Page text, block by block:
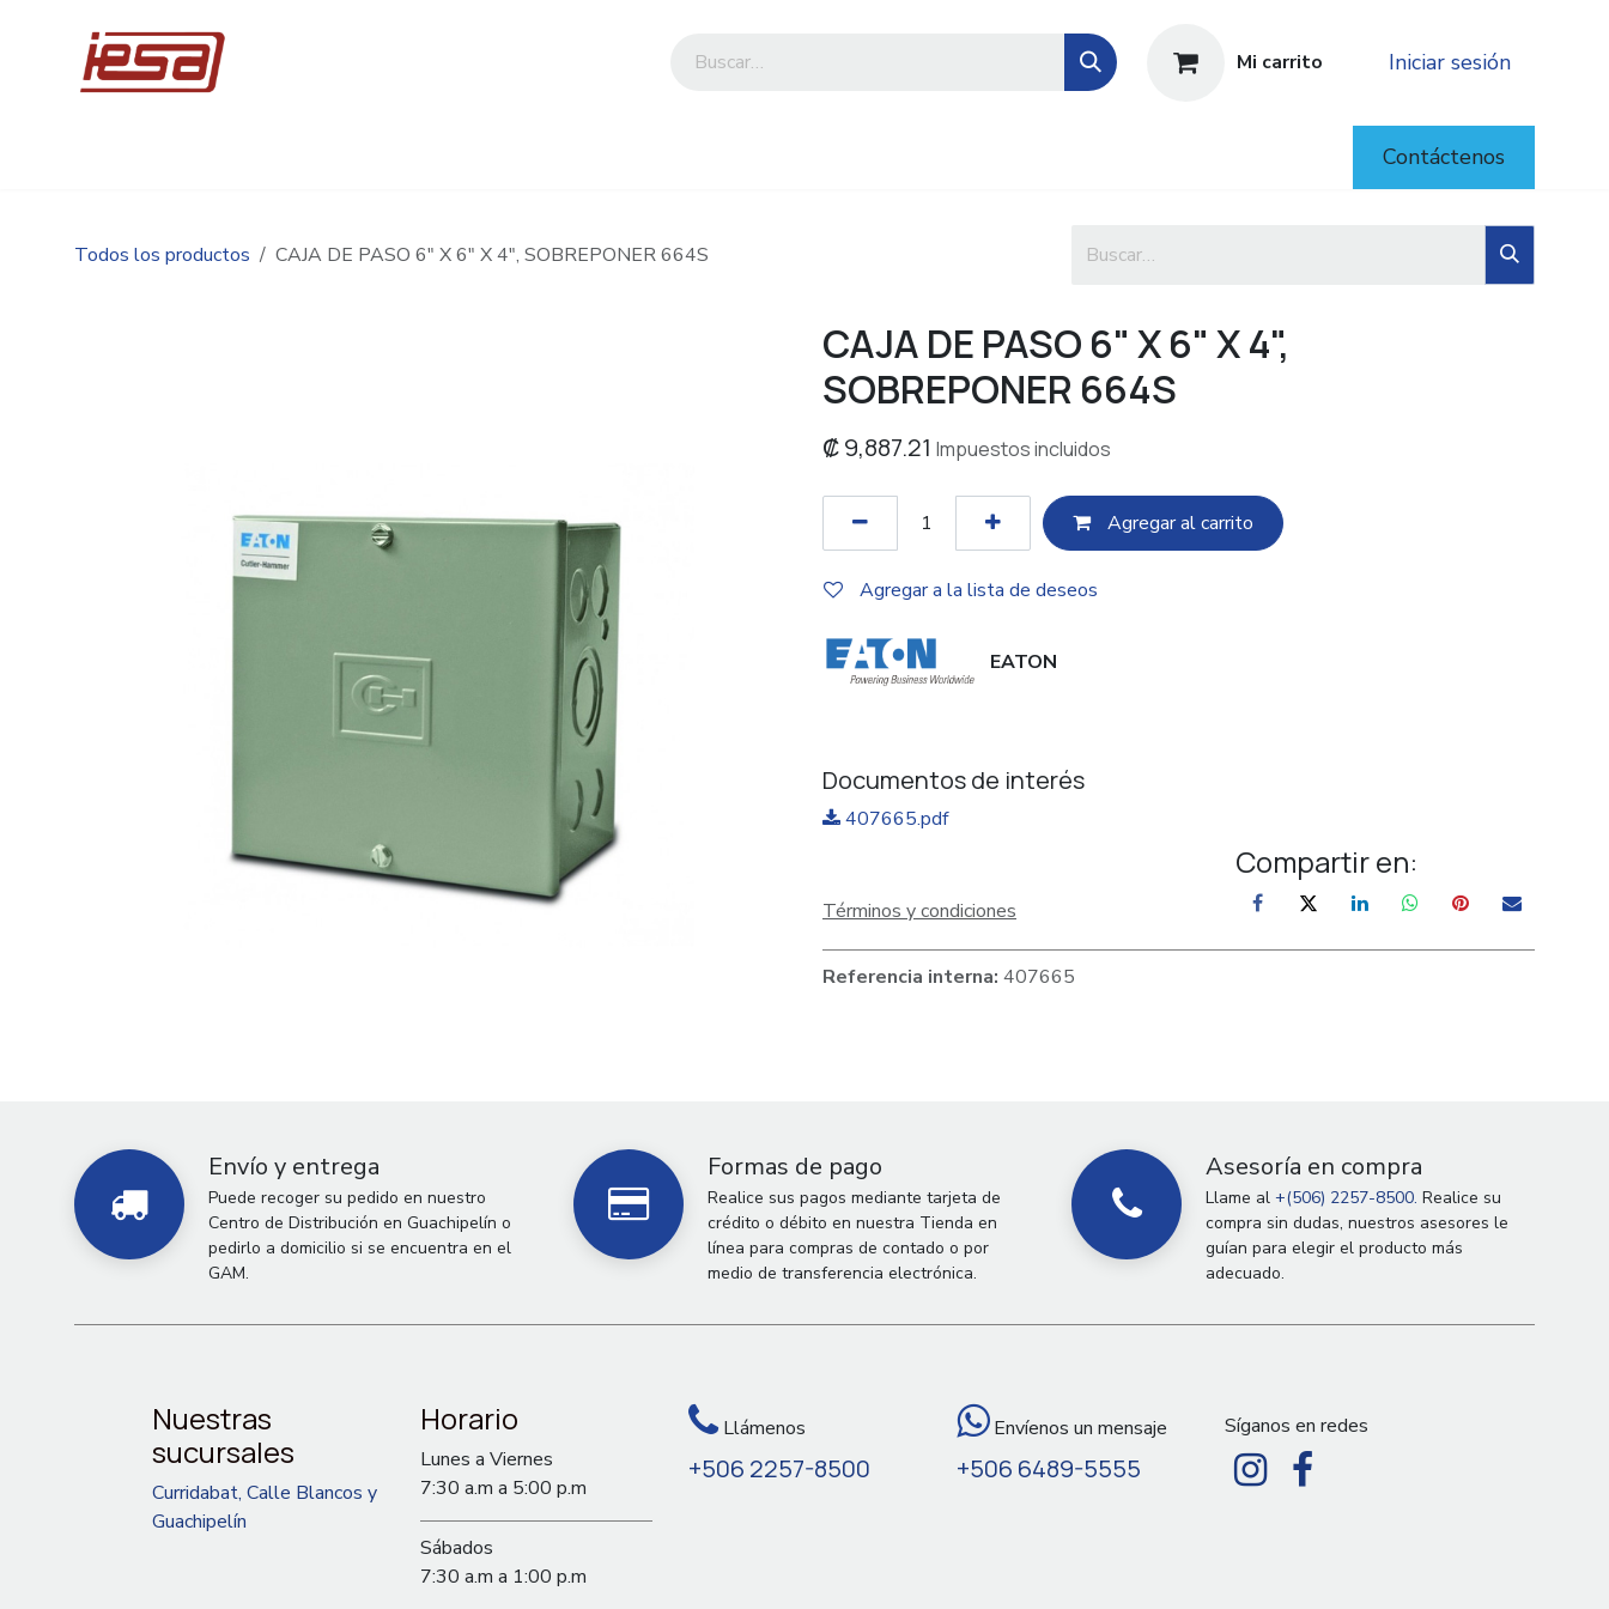
Mi carrito
Iniciar sesión
Contáctenos
Todos los productos CAJA DE PASO 6" X 6" X 4", SOBREPONER 664S
CAJA DE PASO 6" X 6" X 4",
SOBREPONER 664S
₡9,887.21 Impuestos incluidos
Agregar al c​​arrito
Agregar a la lista de deseos
EATON
Documentos de interés
407665.pdf
Términos y condiciones
Compartir en:
Referencia interna: 407665
Envío y entrega
Puede recoger su pedido en nuestro
Centro de Distribución en Guachipelín o
pedirlo a domicilio si se encuentra en el
GAM.
Formas de pago
Realice sus pagos mediante tarjeta de
crédito o débito en nuestra Tienda en
línea para compras de contado o por
medio de transferencia electrónica.
Asesoría en compra
Llame al+(506) 2257-8500. Realice su
compra sin dudas, nuestros asesores le
guían para elegir el producto más
adecuado.
Nuestras
sucursales
Curridabat, Calle Blancos y
Guachipelín
Horario
Lunes a Viernes
7:30 a.m a 5:00 p.m
Sábados
7:30 a.m a 1:00 p.m
Llámenos
+506 2257-8500
Envíenos un mensaje
+506 6489-5555
Síganos en redes